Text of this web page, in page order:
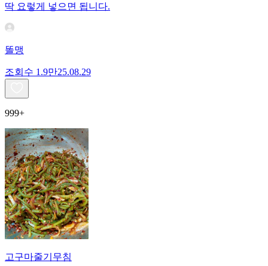
딱 요렇게 넣으면 됩니다.
똘맹
조회수 1.9만25.08.29
999+
고구마줄기무침